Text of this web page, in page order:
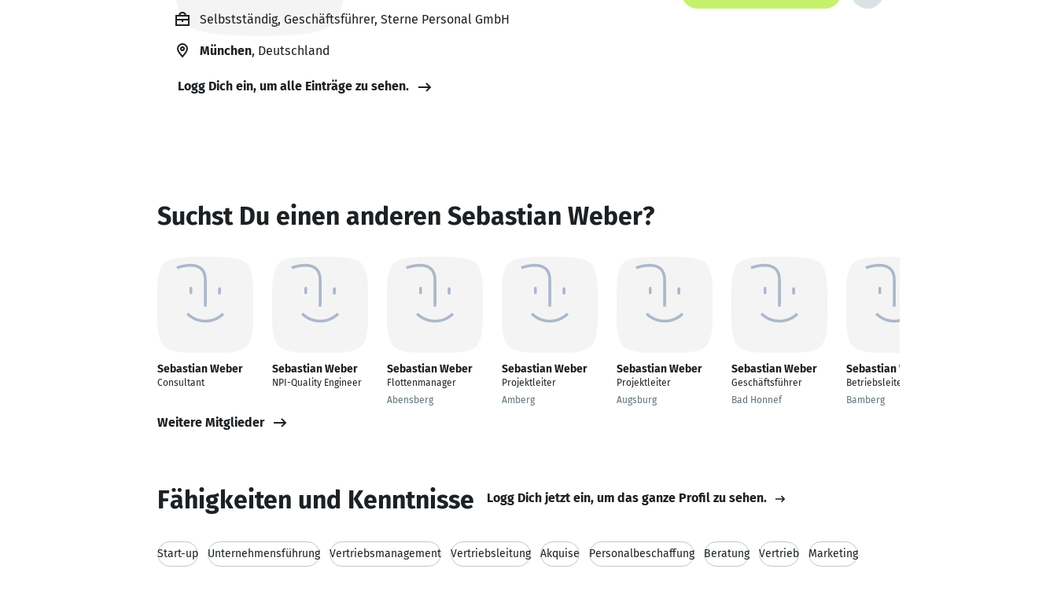
Selbstständig, Geschäftsführer, Sterne Personal GmbH
München, Deutschland
Logg Dich ein, um alle Einträge zu sehen.
Suchst Du einen anderen Sebastian Weber?
Sebastian Weber
Consultant
Sebastian Weber
NPI-Quality Engineer
Sebastian Weber
Flottenmanager
Abensberg
Sebastian Weber
Projektleiter
Amberg
Sebastian Weber
Projektleiter
Augsburg
Sebastian Weber
Geschäftsführer
Bad Honnef
Sebastian Weber
Betriebsleiter
Bamberg
Weitere Mitglieder
Fähigkeiten und Kenntnisse Logg Dich jetzt ein, um das ganze Profil zu sehen.
Start-up Unternehmensführung Vertriebsmanagement Vertriebsleitung Akquise Personalbeschaffung Beratung Vertrieb Marketing